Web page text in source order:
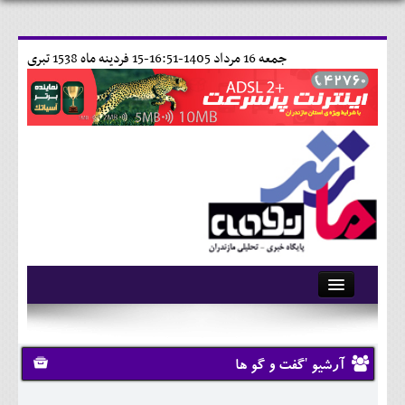
15 فردينه ماه 1538 تبری جمعه 16 مرداد 1405-16:51-
آرشیو
تماس با ما
وبلاگ
آرشیو 'گفت و گو ها